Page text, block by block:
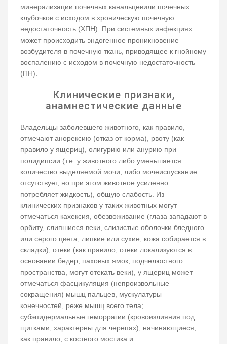
минерализации почечных канальцевили почечных
клубочков с исходом в хроническую почечную
недостаточность (ХПН). При системных инфекциях
может происходить эндогенное проникновение
возбудителя в почечную ткань, приводящее к гнойному
воспалению с исходом в почечную недостаточность
(ПН).
Клинические признаки,
анамнестические данные
Владельцы заболевшего животного, как правило,
отмечают анорексию (отказ от корма), рвоту (как
правило у ящериц), олигурию или анурию при
полидипсии (т.е. у животного либо уменьшается
количество выделяемой мочи, либо мочеиспускание
отсутствует, но при этом животное усиленно
потребляет жидкость), общую слабость. Из
клинических признаков у таких животных могут
отмечаться кахексия, обезвоживание (глаза западают в
орбиту, слипшиеся веки, слизистые оболочки бледного
или серого цвета, липкие или сухие, кожа собирается в
складки), отеки (как правило, отеки локализуются в
основании бедер, паховых ямок, подчелюстного
пространства, могут отекать веки), у ящериц может
отмечаться фасцикуляция (непроизвольные
сокращения) мышц пальцев, мускулатуры
конечностей, реже мышц всего тела;
субэпидермальные геморрагии (кровоизлияния под
щитками, характерны для черепах), начинающиеся,
как правило, с костного мостика и